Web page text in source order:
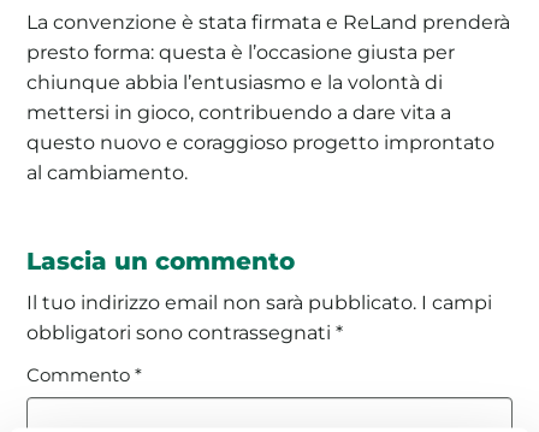
La convenzione è stata firmata e ReLand prenderà
presto forma: questa è l’occasione giusta per
chiunque abbia l’entusiasmo e la volontà di
mettersi in gioco, contribuendo a dare vita a
questo nuovo e coraggioso progetto improntato
al cambiamento.
Lascia un commento
Il tuo indirizzo email non sarà pubblicato. I campi
obbligatori sono contrassegnati*
Commento*